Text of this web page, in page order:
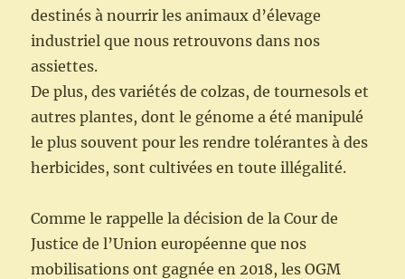
destinés à nourrir les animaux d’élevage
industriel que nous retrouvons dans nos
assiettes.
De plus, des variétés de colzas, de tournesols et
autres plantes, dont le génome a été manipulé
le plus souvent pour les rendre tolérantes à des
herbicides, sont cultivées en toute illégalité.
Comme le rappelle la décision de la Cour de
Justice de l’Union européenne que nos
mobilisations ont gagnée en 2018, les OGM